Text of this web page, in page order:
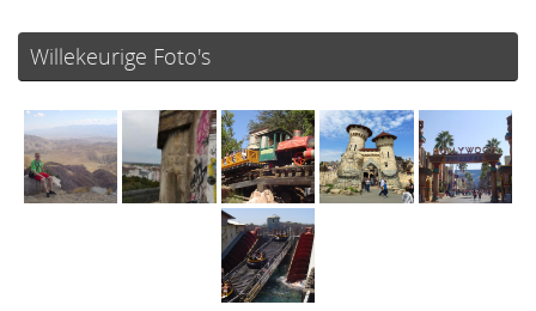
Willekeurige Foto's